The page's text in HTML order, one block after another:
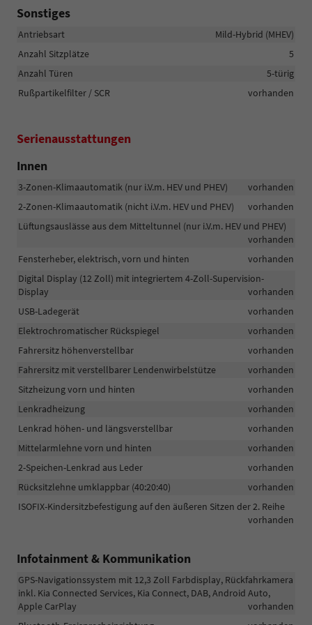
Sonstiges
Antriebsart
Mild-Hybrid (MHEV)
Anzahl Sitzplätze
5
Anzahl Türen
5-türig
Rußpartikelfilter / SCR
vorhanden
Serienausstattungen
Innen
3-Zonen-Klimaautomatik (nur i.V.m. HEV und PHEV)
vorhanden
2-Zonen-Klimaautomatik (nicht i.V.m. HEV und PHEV)
vorhanden
Lüftungsauslässe aus dem Mitteltunnel (nur i.V.m. HEV und PHEV)
vorhanden
Fensterheber, elektrisch, vorn und hinten
vorhanden
Digital Display (12 Zoll) mit integriertem 4-Zoll-Supervision-
Display
vorhanden
USB-Ladegerät
vorhanden
Elektrochromatischer Rückspiegel
vorhanden
Fahrersitz höhenverstellbar
vorhanden
Fahrersitz mit verstellbarer Lendenwirbelstütze
vorhanden
Sitzheizung vorn und hinten
vorhanden
Lenkradheizung
vorhanden
Lenkrad höhen- und längsverstellbar
vorhanden
Mittelarmlehne vorn und hinten
vorhanden
2-Speichen-Lenkrad aus Leder
vorhanden
Rücksitzlehne umklappbar (40:20:40)
vorhanden
ISOFIX-Kindersitzbefestigung auf den äußeren Sitzen der 2. Reihe
vorhanden
Infotainment & Kommunikation
GPS-Navigationssystem mit 12,3 Zoll Farbdisplay, Rückfahrkamera
inkl. Kia Connected Services, Kia Connect, DAB, Android Auto,
Apple CarPlay
vorhanden